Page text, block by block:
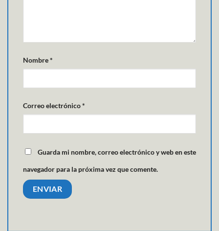
Nombre*
Correo electrónico*
Guarda mi nombre, correo electrónico y web en este
navegador para la próxima vez que comente.